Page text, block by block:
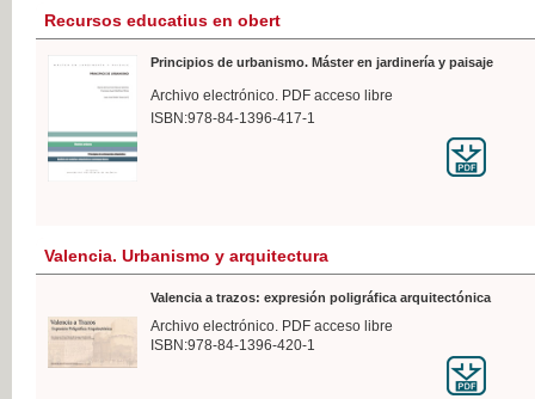
Recursos educatius en obert
Principios de urbanismo. Máster en jardinería y paisaje
Archivo electrónico. PDF acceso libre
ISBN:978-84-1396-417-1
Valencia. Urbanismo y arquitectura
Valencia a trazos: expresión poligráfica arquitectónica
Archivo electrónico. PDF acceso libre
ISBN:978-84-1396-420-1